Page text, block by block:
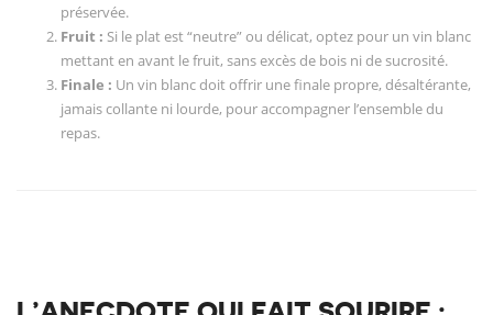
préservée.
Fruit : Si le plat est “neutre” ou délicat, optez pour un vin blanc
mettant en avant le fruit, sans excès de bois ni de sucrosité.
Finale : Un vin blanc doit offrir une finale propre, désaltérante,
jamais collante ni lourde, pour accompagner l’ensemble du
repas.